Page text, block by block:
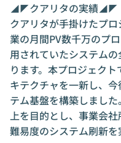
◢◤クアリタの実績◢◤
クアリタが手掛けたプ
業の月間PV数千万のプ
用されていたシステム
ります。本プロジェク
キテクチャを一新し、
テム基盤を構築しまし
上を目的とし、事業会
難易度のシステム刷新を